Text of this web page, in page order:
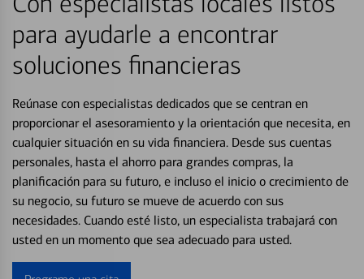
para ayudarle a encontrar
soluciones financieras
Reúnase con especialistas dedicados que se centran en
proporcionar el asesoramiento y la orientación que necesita, en
cualquier situación en su vida financiera. Desde sus cuentas
personales, hasta el ahorro para grandes compras, la
planificación para su futuro, e incluso el inicio o crecimiento de
su negocio, su futuro se mueve de acuerdo con sus
necesidades. Cuando esté listo, un especialista trabajará con
usted en un momento que sea adecuado para usted.